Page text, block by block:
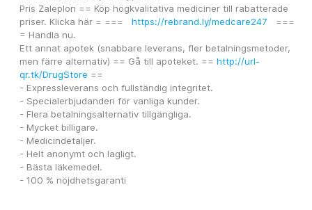
Pris Zaleplon == Köp högkvalitativa mediciner till rabatterade
priser. Klicka här = === https://rebrand.ly/medcare247
   ===
= Handla nu.
Ett annat apotek (snabbare leverans, fler betalningsmetoder,
men färre alternativ) == Gå till apoteket. == http://url-
qr.tk/DrugStore ==
- Expressleverans och fullständig integritet.
- Specialerbjudanden för vanliga kunder.
- Flera betalningsalternativ tillgängliga.
- Mycket billigare.
- Medicindetaljer.
- Helt anonymt och lagligt.
- Bästa läkemedel.
- 100 % nöjdhetsgaranti